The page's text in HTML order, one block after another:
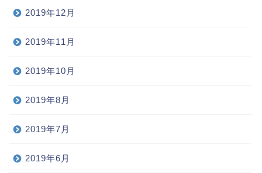
2019年12月
2019年11月
2019年10月
2019年8月
2019年7月
2019年6月